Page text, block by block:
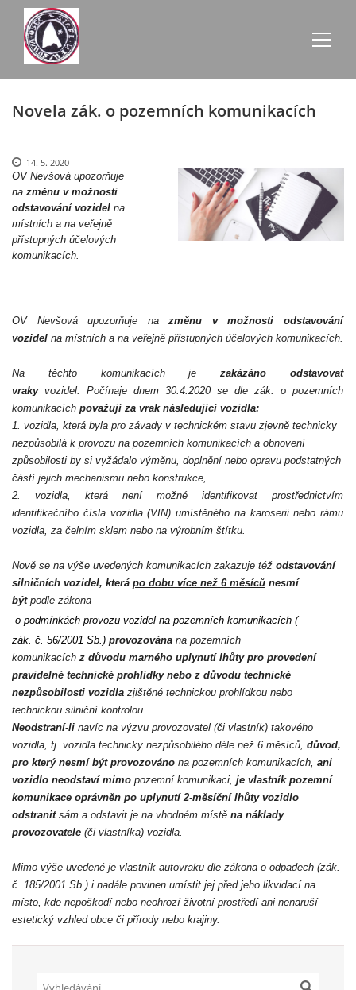
AKTUALITY
ZE SCHŮZÍ
ÚŘEDNÍ DESKA
O NEVŠOVÉ
SPOLKY
SLUŽBY
FOTOGALERIE
MATCH DAY
© 2026 eStránky.cz |Aktualizováno: 20. 7. 2026|Nahoru ↑
Novela zák. o pozemních komunikacích
OV Nevšová upozorňuje
na změnu v možnosti
odstavování vozidel na
místních a na veřejně
přístupných účelových
komunikacích.
14. 5. 2020
OV Nevšová upozorňuje nazměnu v možnosti odstavování
vozidel na místních a na veřejně přístupných účelových komunikacích.
Na těchto komunikacích jezakázáno odstavovat
vrakyvozidel. Počínaje dnem 30.4.2020 se dle zák. o pozemních
komunikacích považujíza vrak následující vozidla:
1. vozidla, která byla pro závady v technickém stavu zjevně technicky
nezpůsobilá k provozu na pozemních komunikacích a obnovení
způsobilosti by si vyžádalo výměnu, doplnění nebo opravu podstatných
částí jejich mechanismu nebo konstrukce,
2. vozidla, která není možné identifikovat prostřednictvím
identifikačního čísla vozidla (VIN) umístěného na karoserii nebo rámu
vozidla, za čelním sklem nebo na výrobním štítku.
Nově se na výše uvedených komunikacích zakazuje též odstavování
silničních vozidel, která po dobu více než 6 měsíců nesmí
býtpodle zákona
o podmínkách provozu vozidel na pozemních komunikacích (
zák. č. 56/2001 Sb. ) provozována na pozemních
komunikacích z důvodu marného uplynutí lhůty pro provedení
pravidelné technické prohlídky nebo z důvodu technické
nezpůsobilosti vozidla zjištěné technickou prohlídkou nebo
technickou silniční kontrolou.
Neodstraní-li navíc na výzvu provozovatel (či vlastník) takového
vozidla, tj. vozidla technicky nezpůsobilého déle než 6 měsíců, důvod,
pro který nesmí být provozováno na pozemních komunikacích, ani
vozidlo neodstaví mimo pozemní komunikaci, je vlastník pozemní
komunikace oprávněn po uplynutí 2-měsíční lhůty vozidlo
odstranitsám a odstavit je na vhodném místě na náklady
provozovatele (či vlastníka) vozidla.
Mimo výše uvedené je vlastník autovraku dle zákona o odpadech (zák.
č. 185/2001 Sb.) i nadále povinen umístit jej před jeho likvidací na
místo, kde nepoškodí nebo neohrozí životní prostředí ani nenaruší
estetický vzhled obce či přírody nebo krajiny.